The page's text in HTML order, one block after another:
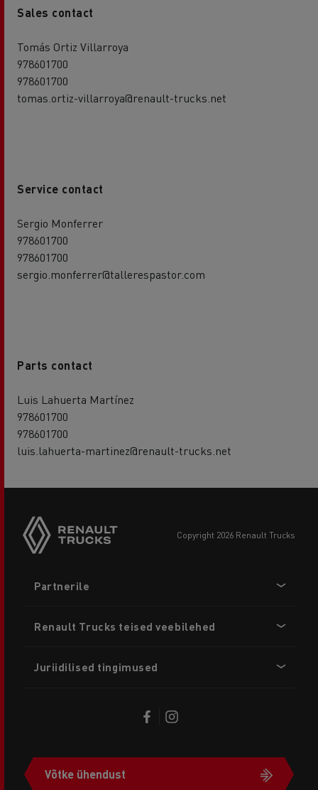
Sales contact
Tomás Ortiz Villarroya
978601700
978601700
tomas.ortiz-villarroya@renault-trucks.net
Service contact
Sergio Monferrer
978601700
978601700
sergio.monferrer@tallerespastor.com
Parts contact
Luis Lahuerta Martínez
978601700
978601700
luis.lahuerta-martinez@renault-trucks.net
copyright 2026 Renault Trucks
menu
Partnerile
Renault Trucks teised veebilehed
Juriidilised tingimused
Võtke ühendust